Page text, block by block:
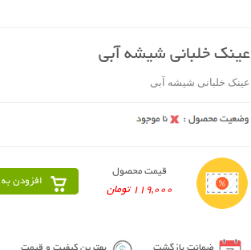
عینک خلبانی شیشه آبی
عینک خلبانی شیشه آبی
قیمت محصول
119,000 تومان
افزودن